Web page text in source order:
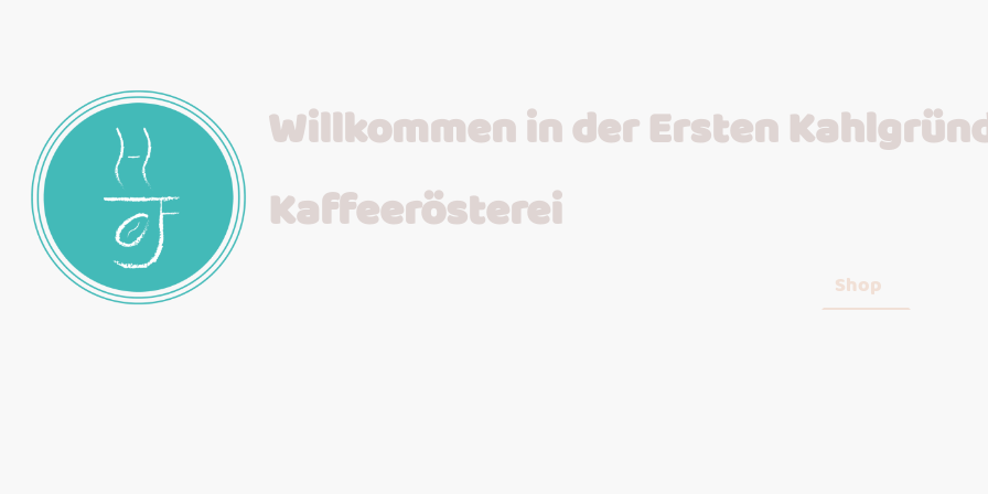
Willkommen in der Ersten
Kaffeerösterei
Shop